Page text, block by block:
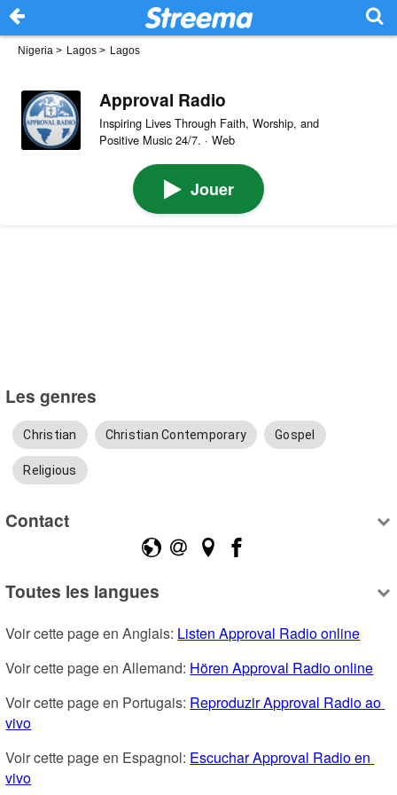
Nigeria > Lagos > Lagos
Approval Radio
Inspiring Lives Through Faith, Worship, and
Positive Music 24/7. · Web
Jouer
Les genres
Christian Christian Contemporary Gospel
Religious
Contact
Toutes les langues
Voir cette page en Anglais: Listen Approval Radio online
Voir cette page en Allemand: Hören Approval Radio online
Voir cette page en Portugais: Reproduzir Approval Radio ao
vivo
Voir cette page en Espagnol: Escuchar Approval Radio en
vivo